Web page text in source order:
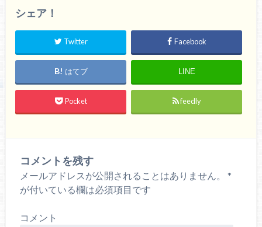
シェア！
Twitter Facebook
はてブ LINE
Pocket feedly
コメントを残す
メールアドレスが公開されることはありません。
*
が付いている欄は必須項目です
コメント